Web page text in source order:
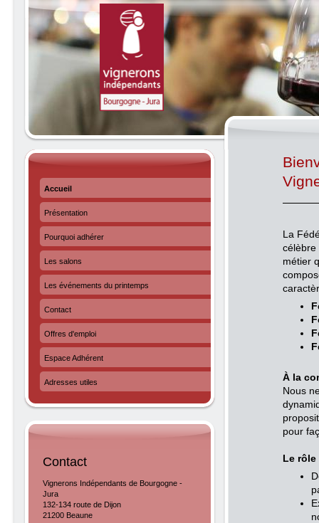
La
célèbre
métier
À la
Nous
pour
Le
Accueil
Présentation
Pourquoi adhérer
Les salons
Les événements du printemps
Contact
Offres d'emploi
Espace Adhérent
Adresses utiles
Contact
Vignerons Indépendants de Bourgogne -
Jura
132-134 route de Dijon
21200 Beaune